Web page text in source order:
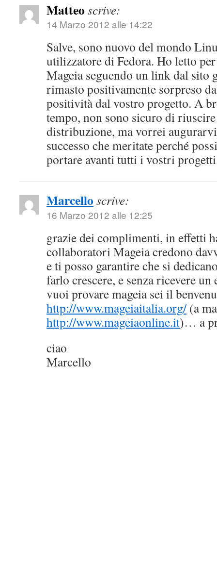
Matteo scrive:
14 Marzo 2012 alle 14:22
Salve, sono nuovo del mondo
utilizzatore di Fedora. Ho letto
Mageia seguendo un link dal sito
rimasto positivamente sorpreso
positività dal vostro progetto. A
tempo, non sono sicuro di
distribuzione, ma vorrei
successo che meritate perché
portare avanti tutti i vostri
Marcello scrive:
16 Marzo 2012 alle 12:25
grazie dei complimenti, in effetti
collaboratori Mageia credono
e ti posso garantire che si
farlo crescere, e senza ricevere
vuoi provare mageia sei il
http://www.mageiaitalia.org/(a
http://www.mageiaonline.it)… a
ciao
Marcello